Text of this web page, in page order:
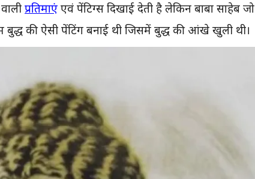
प्रतिमाएंएवं पेंटिग्स दिखाई देती है लेकिन बाबा साहेब जो
बुद्ध की ऐसी पेंटिंग बनाई थी जिसमें बुद्ध की आंखे खुली थी।